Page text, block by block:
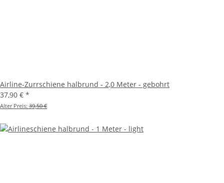
Airline-Zurrschiene halbrund - 2,0 Meter - gebohrt
37,90 € *
Alter Preis: 39,50 €